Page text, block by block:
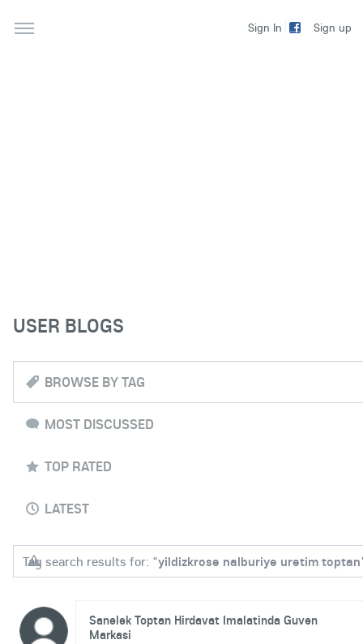
Sign In Sign up
USER BLOGS
BROWSE BY TAG
MOST DISCUSSED
TOP RATED
LATEST
Tag search results for: "yildizkrose nalburiye uretim toptan
Sanelek Toptan Hirdavat Imalatinda Guven
Markasi